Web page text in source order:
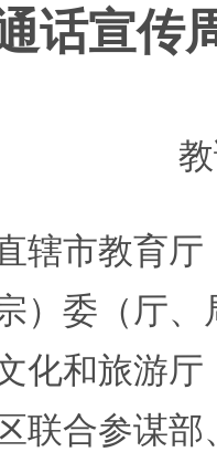
话宣传
辖市教育
）委（厅
化和旅游
联合参谋